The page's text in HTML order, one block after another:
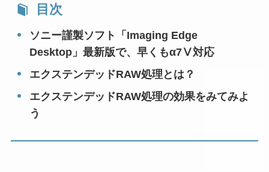
目次
ソニー謹製ソフト「Imaging Edge
Desktop」最新版で、早くもα7Ⅴ対応
エクステンデッドRAW処理とは？
エクステンデッドRAW処理の効果をみてみよ
う